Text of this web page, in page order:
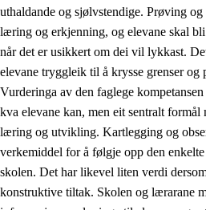
uthaldande og sjølvstendige. Prøving
læring og erkjenning, og elevane skal
når det er usikkert om dei vil lykkast.
elevane tryggleik til å krysse grenser og
Vurderinga av den faglege
kva elevane kan, men eit sentralt
læring og utvikling. Kartlegging og
verkemiddel for å følgje opp den
skolen. Det har likevel liten verdi
konstruktive tiltak. Skolen og lærarane